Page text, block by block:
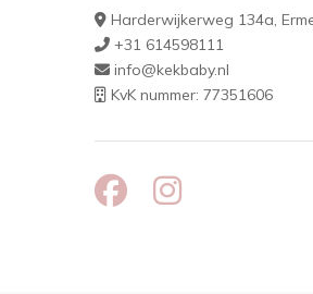
Harderwijkerweg 134a,
+31 614598111
info@kekbaby.nl
KvK nummer: 77351606